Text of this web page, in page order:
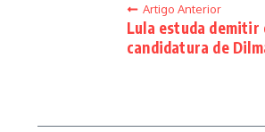
Artigo Anterior
Lula estuda demitir
candidatura de